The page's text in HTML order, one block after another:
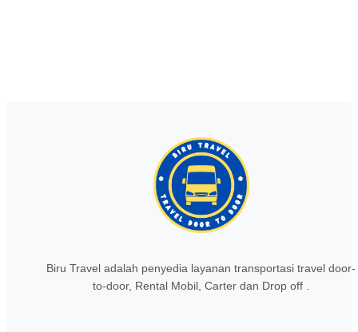
Biru Travel adalah penyedia layanan transportasi travel door-
to-door, Rental Mobil, Carter dan Drop off .